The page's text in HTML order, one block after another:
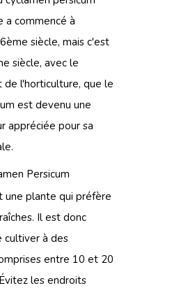
a commencé à
siècle, mais c'est
siècle, avec le
l'horticulture, que le
est devenu une
appréciée pour sa
Persicum
une plante qui préfère
Il est donc
cultiver à des
entre 10 et 20
les endroits